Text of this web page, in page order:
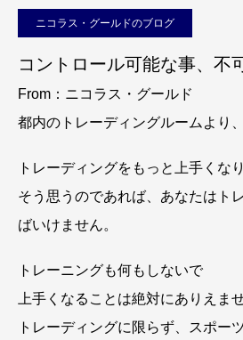
ニコラス・グールドのブログ
コントロール可能な事、不
From：ニコラス・グールド
都内のトレーディングルームより、
トレーディングをもっと上手くな
そう思うのであれば、あなたはト
ばいけません。
トレーニングも何もしないで
上手くなることは絶対にありえませ
トレーディングに限らず、スポー